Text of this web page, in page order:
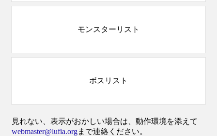
モンスターリスト
ボスリスト
見れない、表示がおかしい場合は、動作環境を添えて
webmaster@lufia.orgまで連絡ください。